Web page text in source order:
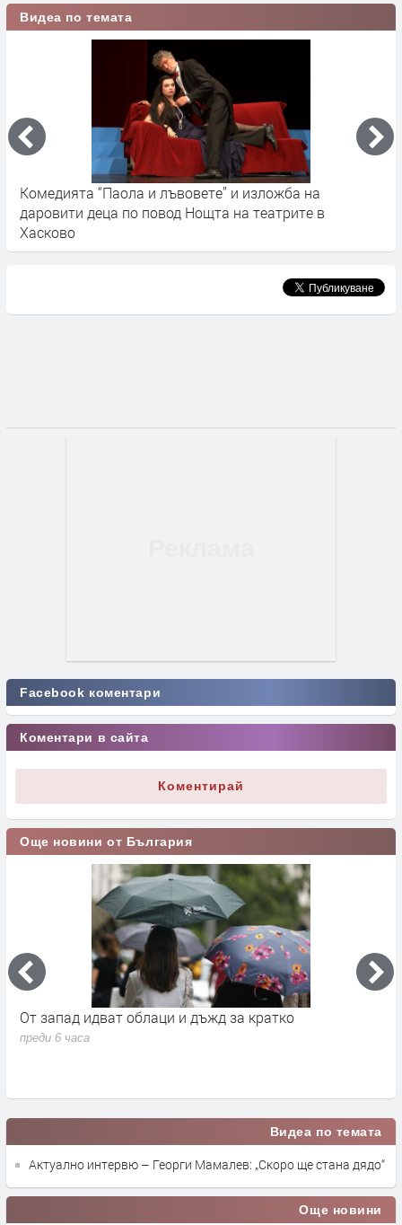
Видеа по темата
Комедията “Паола и лъвовете” и изложба на
даровити деца по повод Нощта на театрите в
Хасково
Facebook коментари
Коментари в сайта
Коментирай
Още новини от България
От запад идват облаци и дъжд за кратко
преди 6 часа
Видеа по темата
Актуално интервю – Георги Мамалев: „Скоро ще стана дядо“
Още новини